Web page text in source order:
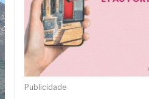
Publicidade